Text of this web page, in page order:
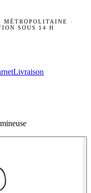
MÉTROPOLITAINE ·
SOUS 14 H
Livraison